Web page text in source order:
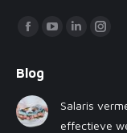
Vind ons op:
Facebook
opens
in
new
YouTube
Linkedin
Blog
Salaris
effectieve